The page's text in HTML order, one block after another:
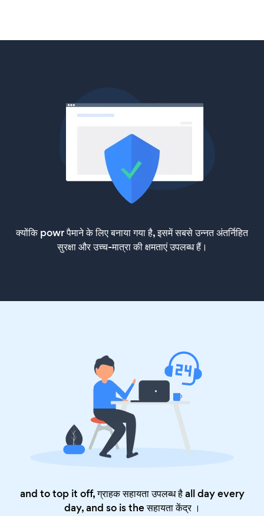
क्योंकि powr पैमाने के लिए बनाया गया है, इसमें सबसे उन्नत अंतर्निहित
सुरक्षा और उच्च-मात्रा की क्षमताएं उपलब्ध हैं।
and to top it off, ग्राहक सहायता उपलब्ध है all day every
day, and so is theसहायता केंद्र।